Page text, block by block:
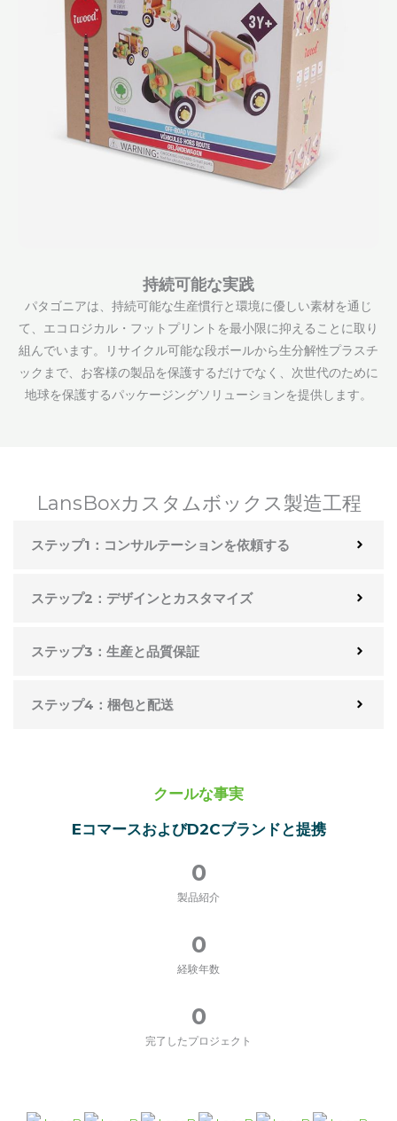
持続可能な実践
パタゴニアは、持続可能な生産慣行と環境に優しい素材を通じ
て、エコロジカル・フットプリントを最小限に抑えることに取り
組んでいます。リサイクル可能な段ボールから生分解性プラスチ
ックまで、お客様の製品を保護するだけでなく、次世代のために
地球を保護するパッケージングソリューションを提供します。
LansBoxカスタムボックス製造工程
ステップ1：コンサルテーションを依頼する
ステップ2：デザインとカスタマイズ
ステップ3：生産と品質保証
ステップ4：梱包と配送
クールな事実
EコマースおよびD2Cブランドと提携
製品紹介
0
経験年数
0
完了したプロジェクト
0